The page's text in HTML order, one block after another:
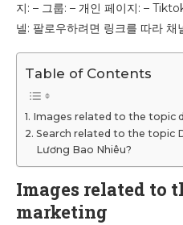
지: – 그룹: – 개인 페이지: –
넬: 팔로우하려면 링크를 따라 채
Table of Contents
Images related to the topic
Search related to the topic
Lương Bao Nhiêu?
Images related to
marketing